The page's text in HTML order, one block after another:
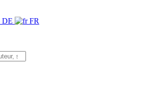
DE
FR